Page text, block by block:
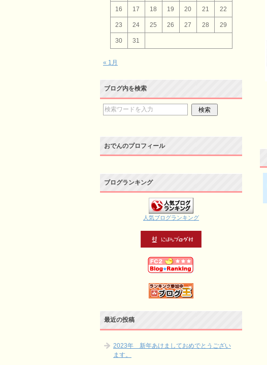
16 17 18 19 20 21 22
23 24 25 26 27 28 29
30 31
« 1月
ブログ内を検索
おでんのプロフィール
ブログランキング
人気ブログランキング
最近の投稿
2023年 新年あけましておめでとうござい
ます。